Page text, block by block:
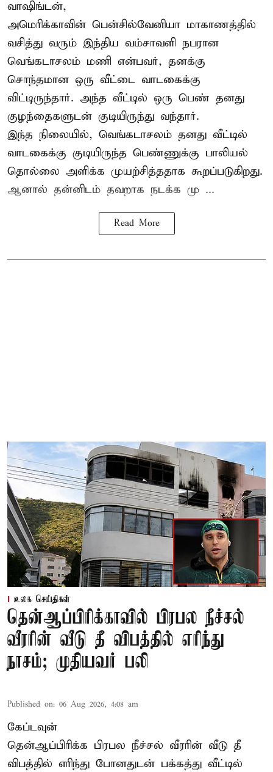
வாஷிங்டன்,
அமெரிக்காவின் பென்சில்வேனியா மாகாணத்தில்
வசித்து வரும் இந்திய வம்சாவளி நபரான
வெங்கடாசலம் மணி என்பவர், தனக்கு
சொந்தமான ஒரு வீட்டை வாடகைக்கு
விட்டிருந்தார். அந்த வீட்டில் ஒரு பெண் தனது
குழந்தைகளுடன் குடியிருந்து வந்தார்.
இந்த நிலையில், வெங்கடாசலம் தனது வீட்டில்
வாடகைக்கு குடியிருந்த பெண்ணுக்கு பாலியல்
தொல்லை அளிக்க முயற்சித்ததாக கூறப்படுகிறது.
ஆனால் தன்னிடம் தவறாக நடக்க மு ...
Read More
உலக செய்திகள்
தென்ஆப்பிரிக்காவில் பிரபல நீச்சல்
வீரரின் வீடு தீ விபத்தில் எரிந்து
நாசம்; முதியவர் பலி
Published on: 06 Aug 2026, 4:08 am
கேப்டவுன்
தென்ஆப்பிரிக்க பிரபல நீச்சல் வீரரின் வீடு தீ
விபத்தில் எரிந்து போனதுடன் பக்கத்து வீட்டில்